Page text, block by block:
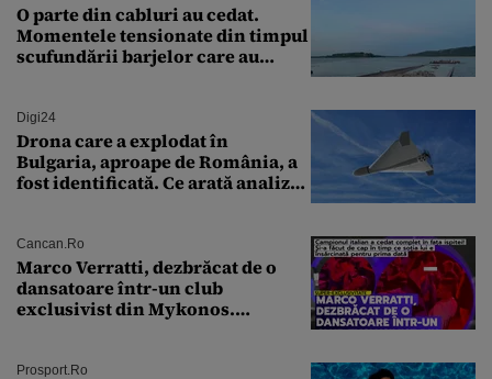
O parte din cabluri au cedat.
Momentele tensionate din timpul
scufundării barjelor care au
Digi24
Drona care a explodat în
Bulgaria, aproape de România, a
fost identificată. Ce arată analiza
Cancan.ro
Marco Verratti, dezbrăcat de o
dansatoare într-un club
exclusivist din Mykonos.
Prosport.ro